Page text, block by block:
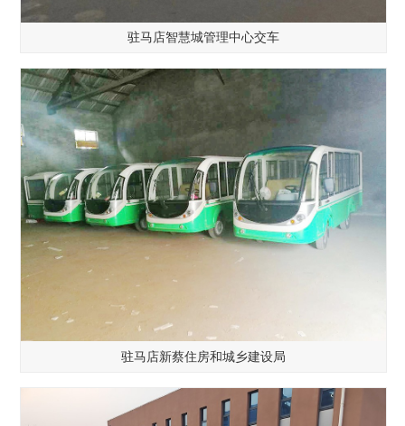
驻马店智慧城管理中心交车
驻马店新蔡住房和城乡建设局